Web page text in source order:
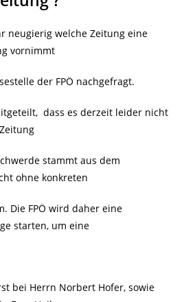
neugierig welche Zeitung eine
vornimmt
der FPÖ nachgefragt.
dass es derzeit leider nicht
stammt aus dem
ohne konkreten
Die FPÖ wird daher eine
starten, um eine
bei Herrn Norbert Hofer, sowie